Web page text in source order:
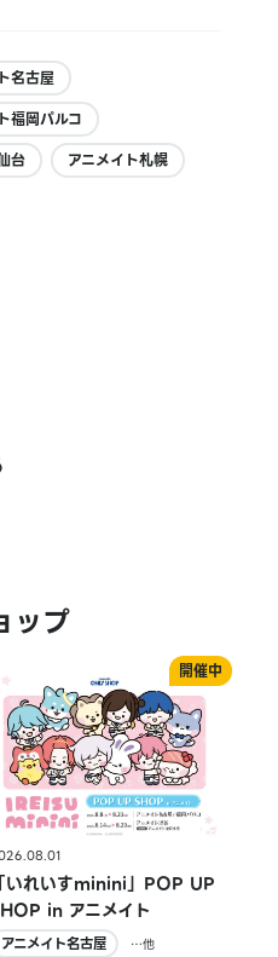
名古屋
福岡パルコ
台 アニメイト札幌
ップ
「いれいすminini」POP UP
in アニメイト
アニメイト名古屋
…他